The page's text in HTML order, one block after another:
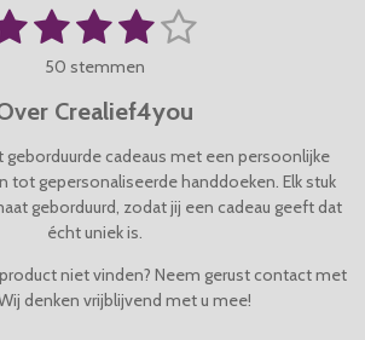
2
s
t
e
r
r
e
n
3
s
t
e
r
r
e
n
4
s
t
e
r
r
e
n
5
t
e
r
r
e
n
n
50 stemmen
Crealief4you
geborduurde cadeaus met een persoonlijke
tot gepersonaliseerde handdoeken. Elk stuk
geborduurd, zodat jij een cadeau geeft dat
écht uniek is.
niet vinden? Neem gerust contact met
denken vrijblijvend met u mee!